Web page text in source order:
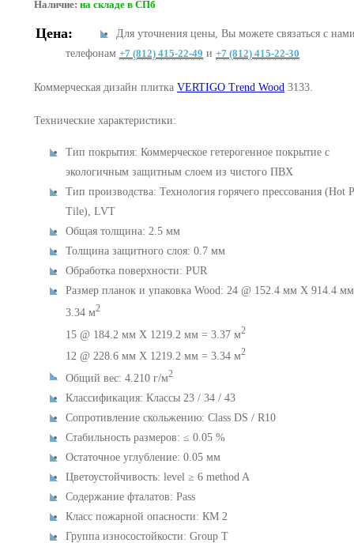
Наличие: на складе в СПб
Цена:
Для уточнения цены, Вы можете связаться с
телефонам +7 (812) 415-22-49 и +7 (812) 415-22-30
Коммерческая дизайн плитка VERTIGO Trend Wood 3133.
Технические характеристики:
Тип покрытия: Коммерческое гетерогенное покрытие с
экологичным защитным слоем из чистого ПВХ
Тип производства: Технология горячего прессования (Hot
Tile), LVT
Общая толщина: 2.5 мм
Толщина защитного слоя: 0.7 мм
Обработка поверхности: PUR
Размер планок и упаковка Wood: 24 @ 152.4 мм X 914.4
3.34 м2
15 @ 184.2 мм X 1219.2 мм = 3.37 м2
12 @ 228.6 мм X 1219.2 мм = 3.34 м2
Общий вес: 4.210 г/м2
Классификация: Классы 23 / 34 / 43
Сопротивление скольжению: Class DS / R10
Стабильность размеров: ≤ 0.05 %
Остаточное углубление: 0.05 мм
Цветоустойчивость: level ≥ 6 method A
Содержание фталатов: Pass
Класс пожарной опасности: КМ 2
Группа износостойкости: Group T